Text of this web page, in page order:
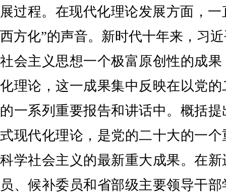
展过程。在现代化理论发展方面，
西方化”的声音。新时代十年来，习
社会主义思想一个极富原创性的成
化理论，这一成果集中反映在以党
的一系列重要报告和讲话中。概括
式现代化理论，是党的二十大的一
科学社会主义的最新重大成果。在
员、候补委员和省部级主要领导干